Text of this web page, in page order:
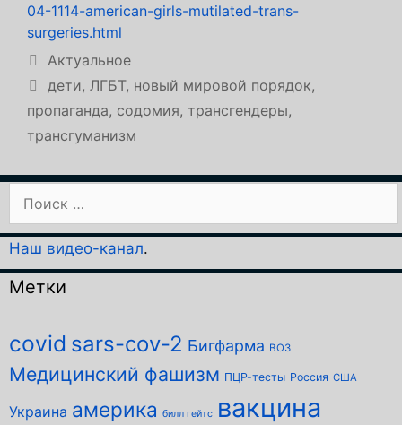
04-1114-american-girls-mutilated-trans-
surgeries.html
Рубрики
Актуальное
Метки
дети, ЛГБТ, новый мировой порядок,
пропаганда, содомия, трансгендеры,
трансгуманизм
Наш видео-канал.
Метки
covid sars-cov-2 Бигфарма ВОЗ
Медицинский фашизм ПЦР-тесты Россия США
Украина америка билл гейтс вакцина